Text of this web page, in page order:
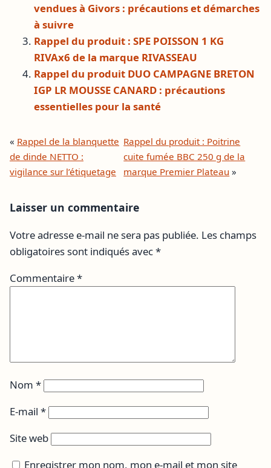
vendues à Givors : précautions et démarches
à suivre
Rappel du produit : SPE POISSON 1 KG
RIVAx6 de la marque RIVASSEAU
Rappel du produit DUO CAMPAGNE BRETON
IGP LR MOUSSE CANARD : précautions
essentielles pour la santé
« Rappel de la blanquette
de dinde NETTO :
vigilance sur l’étiquetage
Rappel du produit : Poitrine
cuite fumée BBC 250 g de la
marque Premier Plateau »
Laisser un commentaire
Votre adresse e-mail ne sera pas publiée. Les champs
obligatoires sont indiqués avec*
Commentaire*
Nom *
E-mail *
Site web
Enregistrer mon nom, mon e-mail et mon site